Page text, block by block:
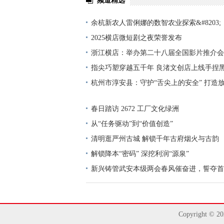
余杭新农人雷俐娜的数智农业探索&#8203;
2025横店微短剧之夜荣誉发布
浙江横店：举办第二十八届全国影片推介会
指尖巧塑穿越五千年 良渚文创店上线手捏
杭州市淳安县：守护“舌尖上的安全” 打造
春日踏访 2672 工厂文化绿洲
从“任务驱动”到“价值创造”
清明逛严州古城 解锁千年古府烟火与古韵
解锁降本“密码” 深挖利润“源泉”
新兴铸管武安本级两会春风催奋进，誓夺
Copyright ©